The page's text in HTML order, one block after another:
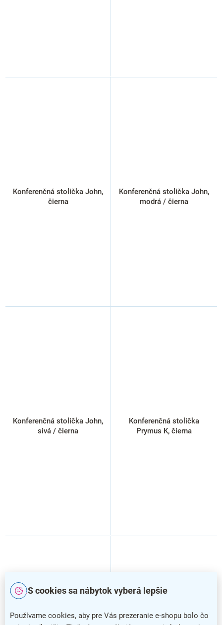
S cookies sa nábytok vyberá lepšie
Používame cookies, aby pre Vás prezeranie e-shopu bolo čo
Konferenčná stolička John,
čierna
Konferenčná stolička John,
modrá / čierna
Konferenčná stolička John,
sivá / čierna
Konferenčná stolička
Prymus K, čierna